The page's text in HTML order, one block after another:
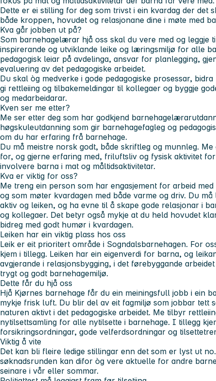
Dette er ei stilling for deg som trivst i ein kvardag der det
både kroppen, hovudet og relasjonane dine i møte med
Kva går jobben ut på?
Som barnehagelærar hjå oss skal du vere med og leggje
inspirerande og utviklande leike og læringsmiljø for alle
pedagogisk leiar på avdelinga, ansvar for planlegging,
evaluering av det pedagogiske arbeidet.
Du skal òg medverke i gode pedagogiske prosessar,
gi rettleiing og tilbakemeldingar til kollegaer og byggje
og medarbeidarar.
Kven ser me etter?
Me ser etter deg som har godkjend
høgskuleutdanning som gir barnehagefagleg og
om du har erfaring frå barnehage.
Du må meistre norsk godt, både skriftleg og munnleg.
for, og gjerne erfaring med, friluftsliv og fysisk aktivitet
involvere barna i mat og måltidsaktivitetar.
Kva er viktig for oss?
Me treng ein person som har engasjement for arbeid
og som møter kvardagen med både varme og driv. Du
aktiv og leiken, og ha evne til å skape gode relasjonar i
og kollegaer. Det betyr også mykje at du held hovudet
bidreg med godt humør i kvardagen.
Leiken har ein viktig plass hos oss
Leik er eit prioritert område i Sogndalsbarnehagen. For
kjem i tillegg. Leiken har ein eigenverdi for barna, og
avgjerande i relasjonsbygging, i det førebyggande
trygt og godt barnehagemiljø.
Dette får du hjå oss
Hjå Kjørnes barnehage får du ein meiningsfull jobb i ein
mykje frisk luft. Du blir del av eit fagmiljø som jobbar tett
naturen aktivt i det pedagogiske arbeidet. Me tilbyr
nytilsettsamling for alle nytilsette i barnehage. I tillegg
forsikringsordningar, gode velferdsordningar og
Viktig å vite
Det kan bli fleire ledige stillingar enn det som er lyst ut
søknadsrunden kan difor òg vere aktuelle for andre
seinare i vår eller sommar.